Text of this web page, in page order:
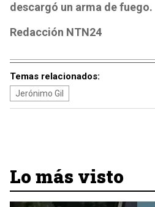
descargó un arma de fuego.
Redacción NTN24
Temas relacionados:
Jerónimo Gil
Lo más visto